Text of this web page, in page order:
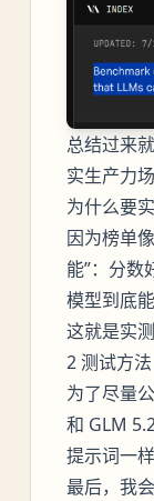
总结过来
实生产力
为什么要实
因为榜单
能”：分数
模型到底
这就是实
2 测试方法
为了尽量
和 GLM
提示词一
最后，我